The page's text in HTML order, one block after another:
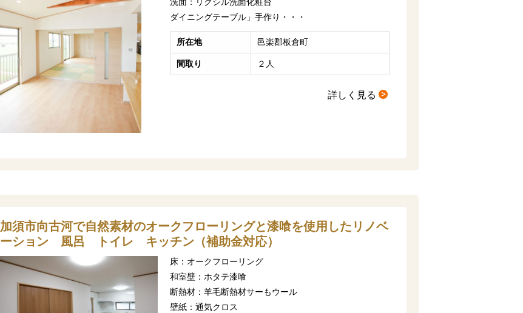
ダイニングテーブル」手作り・・・
所在地 邑楽郡板倉町
間取り ２人
詳しく見る
加須市向古河で自然素材のオークフローリングと漆喰を使用したリノベ
ーション 風呂 トイレ キッチン（補助金対応）
床：オークフローリング
和室壁：ホタテ漆喰
断熱材：羊毛断熱材サーもウール
壁紙：通気クロス